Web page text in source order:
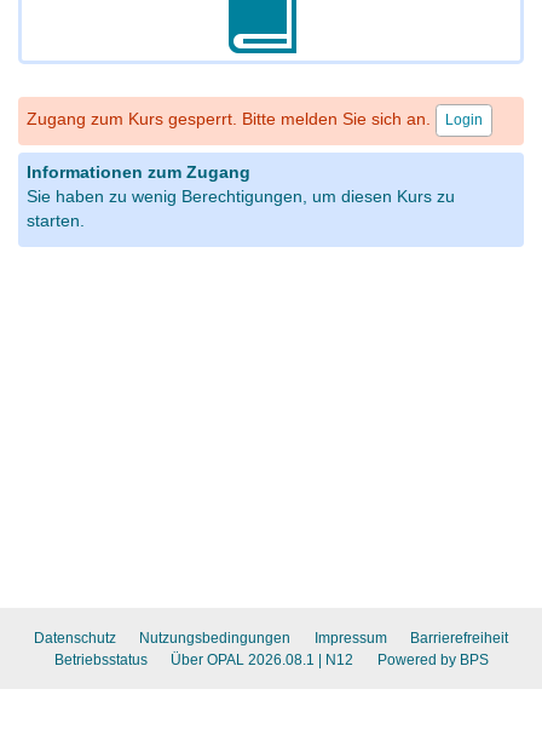
Zugang zum Kurs gesperrt. Bitte melden Sie sich an. Login
Informationen zum Zugang
Sie haben zu wenig Berechtigungen, um diesen Kurs zu
starten.
Datenschutz Nutzungsbedingungen Impressum
Barrierefreiheit
Betriebsstatus
Über OPAL 2026.08.1 | N12 Powered by BPS